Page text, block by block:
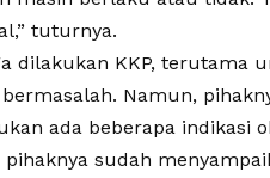
tuturnya.
dilakukan KKP, terutama
Namun,
ada beberapa indikasi
sudah